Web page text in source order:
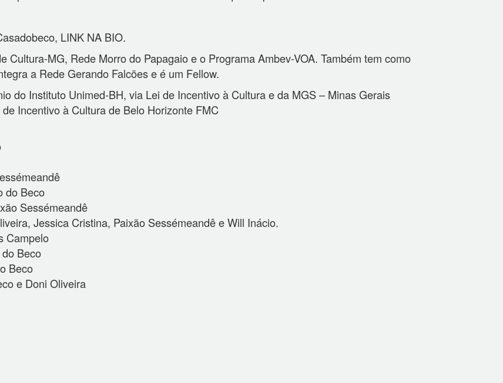
LINK NA BIO.
Cultura-MG, Rede Morro do Papagaio e o Programa Ambev-VOA. Também tem como
a Rede Gerando Falcões e é um Fellow.
do Instituto Unimed-BH, via Lei de Incentivo à Cultura e da MGS – Minas Gerais
Incentivo à Cultura de Belo Horizonte FMC
do Beco
Sessémeandê
Jessica Cristina, Paixão Sessémeandê e Will Inácio.
Campelo
Beco
Beco
e Doni Oliveira